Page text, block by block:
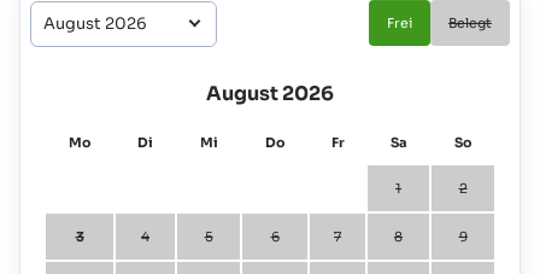
Frei Belegt
August 2026
Mo Di Mi Do Fr Sa So
1 2
3 4 5 6 7 8 9